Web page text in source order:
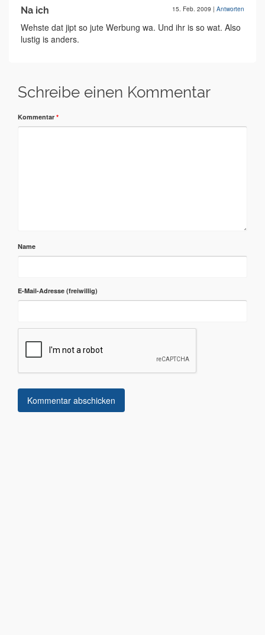
Na ich 15. Feb. 2009 | Antworten
Wehste dat jipt so jute Werbung wa. Und ihr is so wat. Also
lustig is anders.
Schreibe einen Kommentar
Kommentar *
Name
E-Mail-Adresse